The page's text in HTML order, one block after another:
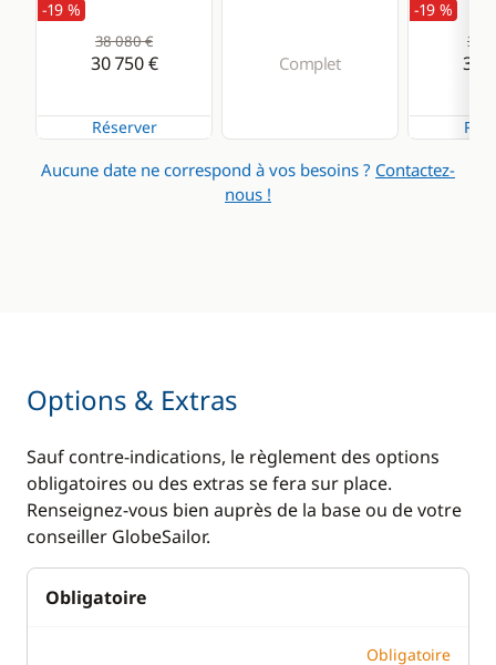
-19 %
38 080 €
30 750 €
Réserver
Complet
-19 %
38
30
Aucune date ne correspond à vos besoins ? Contactez-
nous !
Options & Extras
Sauf contre-indications, le règlement des options
obligatoires ou des extras se fera sur place.
Renseignez-vous bien auprès de la base ou de votre
conseiller GlobeSailor.
Obligatoire
Obligatoire